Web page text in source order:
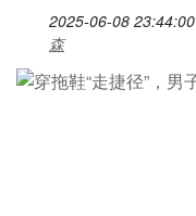
2025-06-08 23:44:00
森